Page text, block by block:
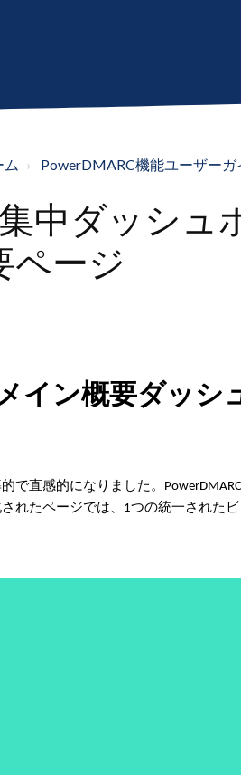
ム PowerDMARC機能ユーザーガ
中ダッシュ
ページ
イン概要ダッシ
で直感的になりました。
れたページでは、1つの統一された